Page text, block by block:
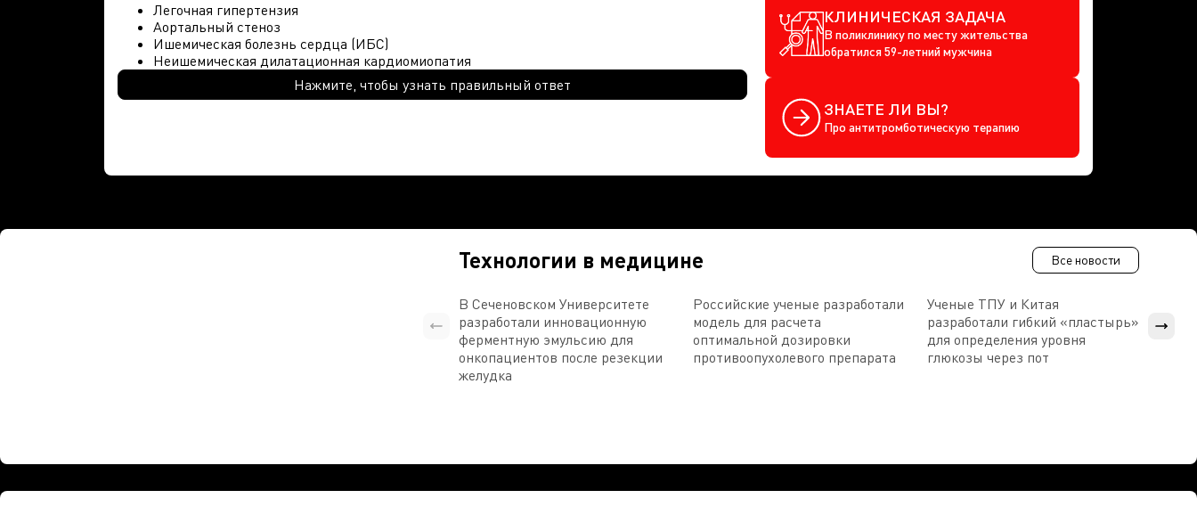
Легочная гипертензия
Аортальный стеноз
Ишемическая болезнь сердца (ИБС)
Неишемическая дилатационная кардиомиопатия
Нажмите, чтобы узнать правильный ответ
КЛИНИЧЕСКАЯ ЗАДАЧА
В поликлинику по месту жительства
обратился 59-летний мужчина
ЗНАЕТЕ ЛИ ВЫ?
Про антитромботическую терапию
Технологии в медицине Все новости
В Сеченовском Университете
разработали инновационную
ферментную эмульсию для
онкопациентов после резекции
желудка
Российские ученые разработали
модель для расчета
оптимальной дозировки
противоопухолевого препарата
Ученые ТПУ и Китая
разработали гибкий «пластырь»
для определения уровня
глюкозы через пот